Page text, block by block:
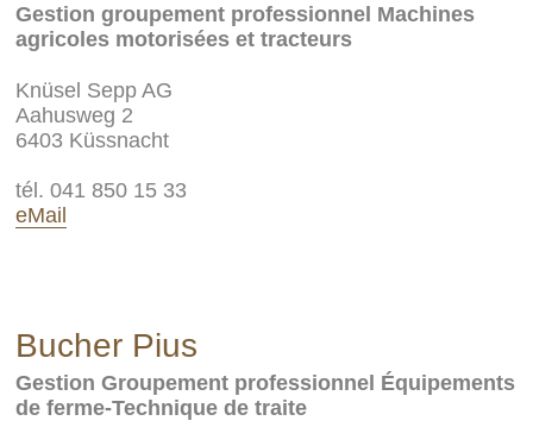
Gestion groupement professionnel Machines
agricoles motorisées et tracteurs
Knüsel Sepp AG
Aahusweg 2
6403 Küssnacht
tél. 041 850 15 33
eMail
Bucher Pius
Gestion Groupement professionnel Équipements
de ferme-Technique de traite